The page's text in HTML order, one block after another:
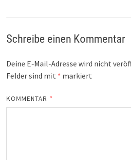
Schreibe einen Kommentar
Deine E-Mail-Adresse wird nicht
Felder sind mit * markiert
KOMMENTAR *